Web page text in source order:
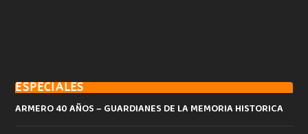
ESPECIALES
ARMERO 40 AÑOS – GUARDIANES DE LA MEMORIA HISTORICA